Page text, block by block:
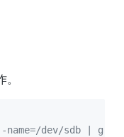
dev/sdb | grep